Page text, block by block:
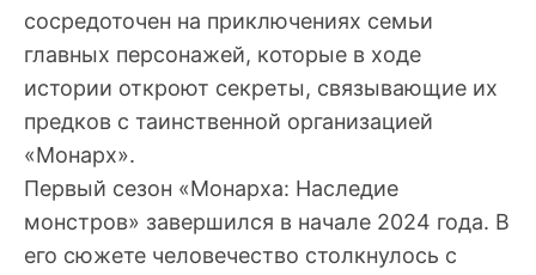
сосредоточен на приключениях семьи
главных персонажей, которые в ходе
истории откроют секреты, связывающие их
предков с таинственной организацией
«Монарх».
Первый сезон «Монарха: Наследие
монстров» завершился в начале 2024 года. В
его сюжете человечество столкнулось с